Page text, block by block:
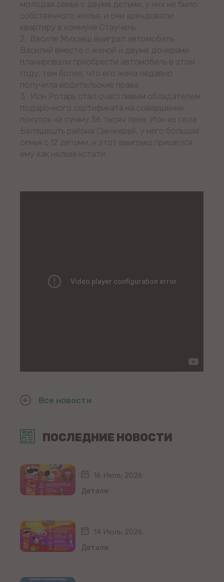
ПОСЛЕДНИЕ НОВОСТИ
16 Июль 2026
Детали
14 Июль 2026
Детали
молодая семья с двумя детьми, у них не было
собственного жилья, и они арендовали
квартиру в коммуне Стэучень.
2. Василе Михаеш выиграл автомобиль.
Василий вместе с женой и двумя дочерями
планировали приобрести автомобиль в этом
году, тем более, что его жена недавно
получила водительские права.
3. Ион Ротарь стал счастливым обладателем
подарочного сертификата на совершение
покупок на сумму 36 тысяч леев. Ион из села
Бэлэшешть района Сынжерей, у него большая
семья с 12 детьми, и этот выигрыш пришелся
ему как нельзя кстати.
Все новости